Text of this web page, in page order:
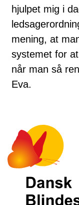
hjulpet mig i
mening, at
systemet for
når man så
Eva.